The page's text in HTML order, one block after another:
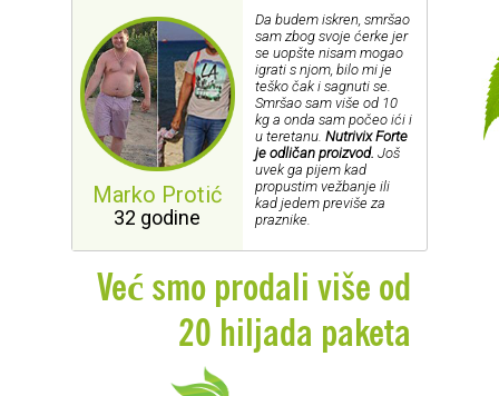
Marko Protić
32 godine
Da budem iskren, smršao
sam zbog svoje ćerke jer
se uopšte nisam mogao
igrati s njom, bilo mi je
teško čak i sagnuti se.
Smršao sam više od 10
kg a onda sam počeo ići i
u teretanu. Nutrivix Forte
je odličan proizvod. Još
uvek ga pijem kad
propustim vežbanje ili
kad jedem previše za
praznike.
Već smo prodali više od
20 hiljada paketa